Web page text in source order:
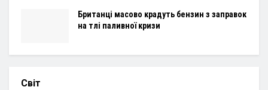
Британці масово крадуть бензин з заправок
на тлі паливної кризи
Світ